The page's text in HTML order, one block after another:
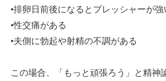
•排卵日前後になるとプレッシャーが強
•性交痛がある
•夫側に勃起や射精の不調がある
この場合、「もっと頑張ろう」と精神